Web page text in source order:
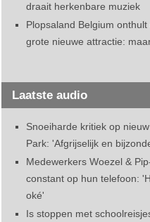
draait herkenbare muziek
Plopsaland Belgium
grote nieuwe attractie:
Laatste audio
Snoeiharde kritiek op
Park: 'Afgrijselijk en
Medewerkers Woezel &
constant op hun telefoon:
oké'
Is stoppen met